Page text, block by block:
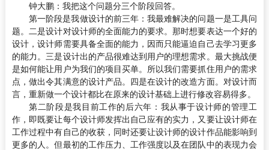
钟大鹏：我把这个问题分三个阶段回答。
第一阶段是我做设计的前三年：我最难解决的问题一是工具问
题。二是设计对设计师的全面能力的要求。那时想要表达一个好的
设计，设计师需要具备全面的能力，因而只能逼迫自己去学习更多
的能力。三是设计出的产品很难达到用户的理想需求。最大挑战便
是如何能让用户为我们的项目买单。所以我们需要抓住用户的需求
点，做出令其满意的设计产品。四是在设计的改造方面。对设计而
言，重新做一个设计都比在原来的设计基础上进行修改容易得多。
第二阶段是我目前工作的后六年：我从事于设计师的管理工
作，即既要让每个设计师发挥出自己应有的实力，又要让设计师在
工作过程中有自己的收获，同时还要让设计师的设计作品能影响到
更多的人。但最初的工作压力、工作强度以及在团队中的表现力会